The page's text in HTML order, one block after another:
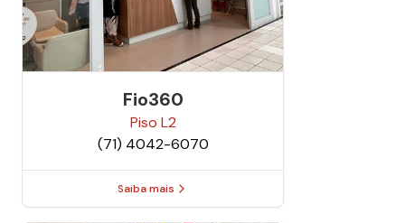
Fio360
Piso L2
(71) 4042-6070
Saiba mais